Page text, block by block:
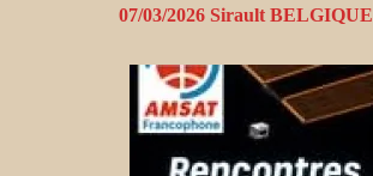
07/03/2026 Sirault BELGIQUE